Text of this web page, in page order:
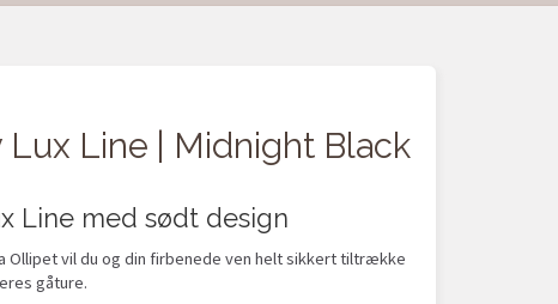
Lux Line | Midnight Black
Line med sødt design
Ollipet vil du og din firbenede ven helt sikkert tiltrække
gåture.